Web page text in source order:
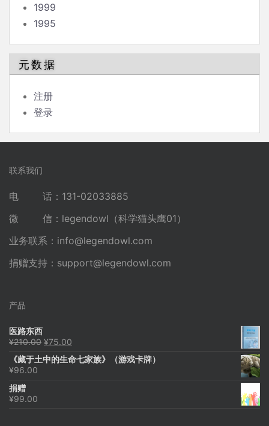
1999
1995
元数据
注册
登录
联系我们
电 话：131-02033885
微 信：legendowl（科学猫头鹰01）
业务联系： info@legendowl.com
捐赠支持： support@legendowl.com
产品
医路东西
¥210.00 原
为：
¥75.00
价
《藏于土中的生命七家族》（游戏卡牌）
¥96.00
捐赠
¥99.00